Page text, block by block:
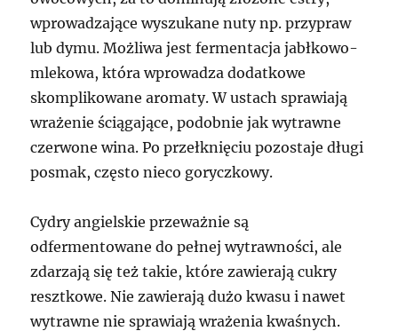
wprowadzające wyszukane nuty np. przypraw
lub dymu. Możliwa jest fermentacja jabłkowo-
mlekowa, która wprowadza dodatkowe
skomplikowane aromaty. W ustach sprawiają
wrażenie ściągające, podobnie jak wytrawne
czerwone wina. Po przełknięciu pozostaje długi
posmak, często nieco goryczkowy.
Cydry angielskie przeważnie są
odfermentowane do pełnej wytrawności, ale
zdarzają się też takie, które zawierają cukry
resztkowe. Nie zawierają dużo kwasu i nawet
wytrawne nie sprawiają wrażenia kwaśnych.